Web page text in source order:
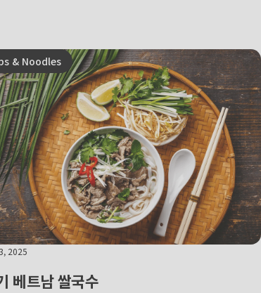
& Noodles
2025
베트남 쌀국수